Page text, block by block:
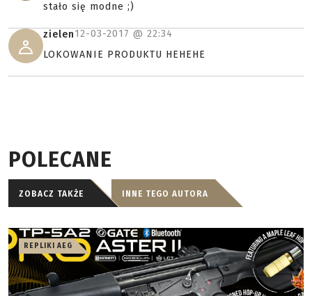
stało się modne ;)
zielen12-03-2017 @ 22:34
LOKOWANIE PRODUKTU HEHEHE
POLECANE
ZOBACZ TAKŻE INNE TEGO AUTORA
REPLIKI AEG